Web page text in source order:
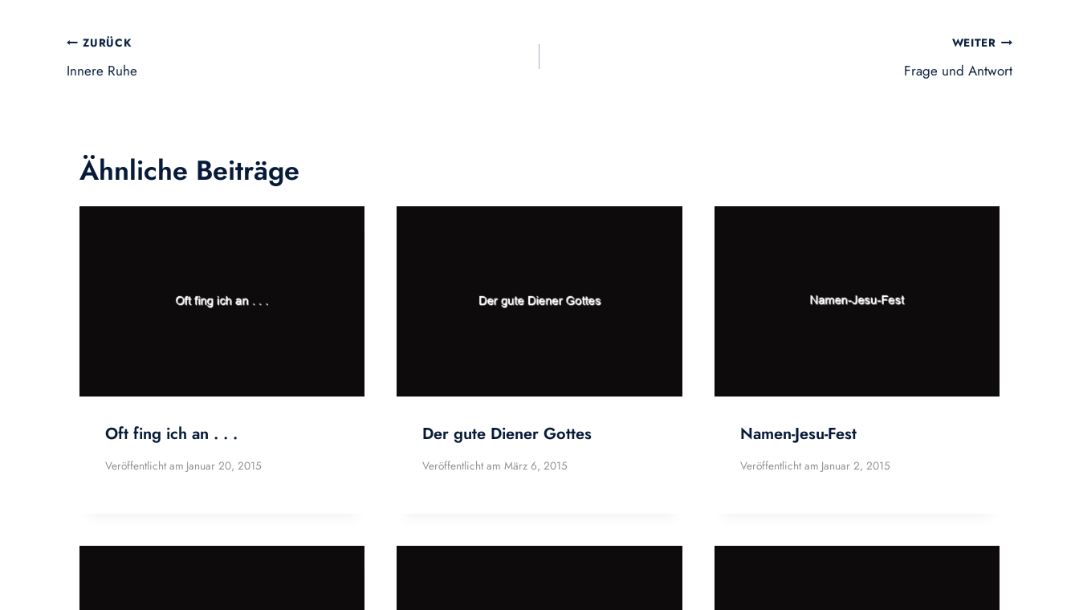
Beitragsnavigation
ZURÜCK
Innere Ruhe
WEITER
Frage und Antwort
Ähnliche Beiträge
Oft fing ich an . . .
Veröffentlicht am Januar 20, 2015
Der gute Diener Gottes
Veröffentlicht am März 6, 2015
Namen-Jesu-Fest
Veröffentlicht am Januar 2, 2015